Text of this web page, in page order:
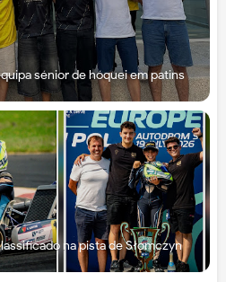
sénior de hóquei em patins
na pista de Słomczyn